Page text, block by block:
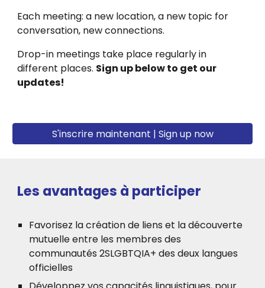
Each meeting: a new location, a new topic for
conversation, new connections.
Drop-in meetings take place regularly in
different places. Sign up below to get our
updates!
S'inscrire maintenant | Sign up now
Les avantages à participer
Favorisez la création de liens et la découverte
mutuelle entre les membres des
communautés 2SLGBTQIA+ des deux langues
officielles